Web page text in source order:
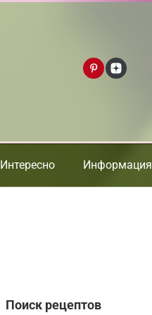
Интересно Информация
Поиск рецептов